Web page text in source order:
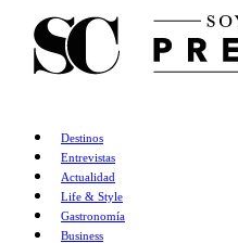
Destinos
Entrevistas
Actualidad
Life & Style
Gastronomía
Business